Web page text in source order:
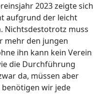
2023 zeigte sich
aufgrund der leicht
Nichtsdestotrotz muss
mehr den jungen
ihn kann kein Verein
die Durchführung
da, müssen aber
wir jede